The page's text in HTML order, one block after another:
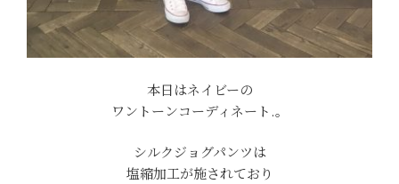
本日はネイビーの
ワントーンコーディネート.。
シルクジョグパンツは
塩縮加工が施されており